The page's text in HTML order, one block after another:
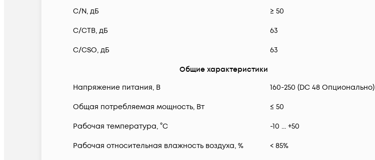
C/N, дБ ≥ 50
C/CTB, дБ 63
C/CSO, дБ 63
Общие характеристики
Напряжение питания, В
160-250 (DC 48 Опционально)
Общая потребляемая мощность, Вт ≤ 50
Рабочая температура, °С -10 ... +50
Рабочая относительная влажность воздуха, % < 85%